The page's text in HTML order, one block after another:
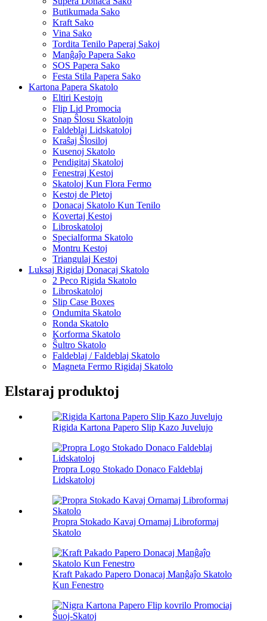
Butikumada Sako
Kraft Sako
Vina Sako
Tordita Tenilo Paperaj Sakoj
Manĝaĵo Papera Sako
SOS Papera Sako
Festa Stila Papera Sako
Kartona Papera Skatolo
Eltiri Kestojn
Flip Lid Promocia
Snap Ŝlosu Skatolojn
Faldeblaj Lidskatoloj
Kraŝaj Ŝlosiloj
Kusenoj Skatolo
Pendigitaj Skatoloj
Fenestraj Kestoj
Skatoloj Kun Flora Fermo
Kestoj de Pletoj
Donacaj Skatolo Kun Tenilo
Kovertaj Kestoj
Libroskatoloj
Specialforma Skatolo
Montru Kestoj
Triangulaj Kestoj
Luksaj Rigidaj Donacaj Skatolo
2 Peco Rigida Skatolo
Libroskatoloj
Slip Case Boxes
Ondumita Skatolo
Ronda Skatolo
Korforma Skatolo
Ŝultro Skatolo
Faldeblaj / Faldeblaj Skatolo
Magneta Fermo Rigidaj Skatolo
Elstaraj produktoj
Rigida Kartona Papero Slip Kazo Juvelujo
Propra Logo Stokado Donaco Faldeblaj
Lidskatoloj
Propra Stokado Kavaj Ornamaj Libroformaj
Skatolo
Kraft Pakado Papero Donacaj Manĝaĵo Skatolo
Kun Fenestro